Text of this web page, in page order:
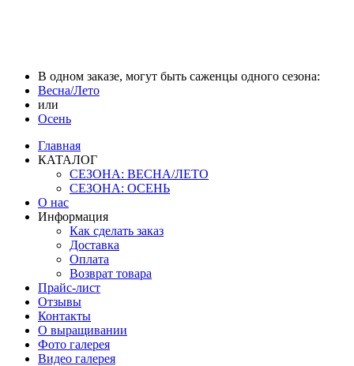
В одном заказе, могут быть саженцы одного сезона:
Весна/Лето
или
Осень
Главная
КАТАЛОГ
СЕЗОНА: ВЕСНА/ЛЕТО
СЕЗОНА: ОСЕНЬ
О нас
Информация
Как сделать заказ
Доставка
Оплата
Возврат товара
Прайс-лист
Отзывы
Контакты
О выращивании
Фото галерея
Видео галерея